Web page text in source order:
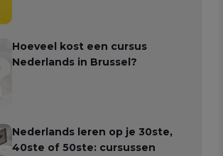
Hoeveel kost een cursus
Nederlands in Brussel?
Nederlands leren op je 30ste,
40ste of 50ste: cursussen